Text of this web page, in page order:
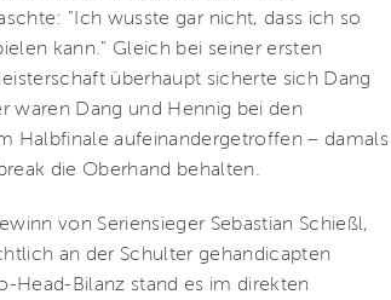
"Ich wusste gar nicht, dass ich so
kann." Gleich bei seiner ersten
überhaupt sicherte sich Dang
waren Dang und Hennig bei den
Halbfinale aufeinandergetroffen – damals
die Oberhand behalten.
von Seriensieger Sebastian Schießl,
an der Schulter gehandicapten
Head-Bilanz stand es im direkten